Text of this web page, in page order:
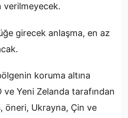
verilmeyecek.
girecek anlaşma, en az
koruma altına
ve Yeni Zelanda tarafından
öneri, Ukrayna, Çin ve